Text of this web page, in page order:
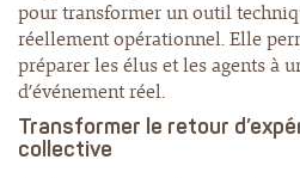
pour transformer un outil
réellement opérationnel. Elle
préparer les élus et les agents à
d’événement réel.
Transformer le retour
collective